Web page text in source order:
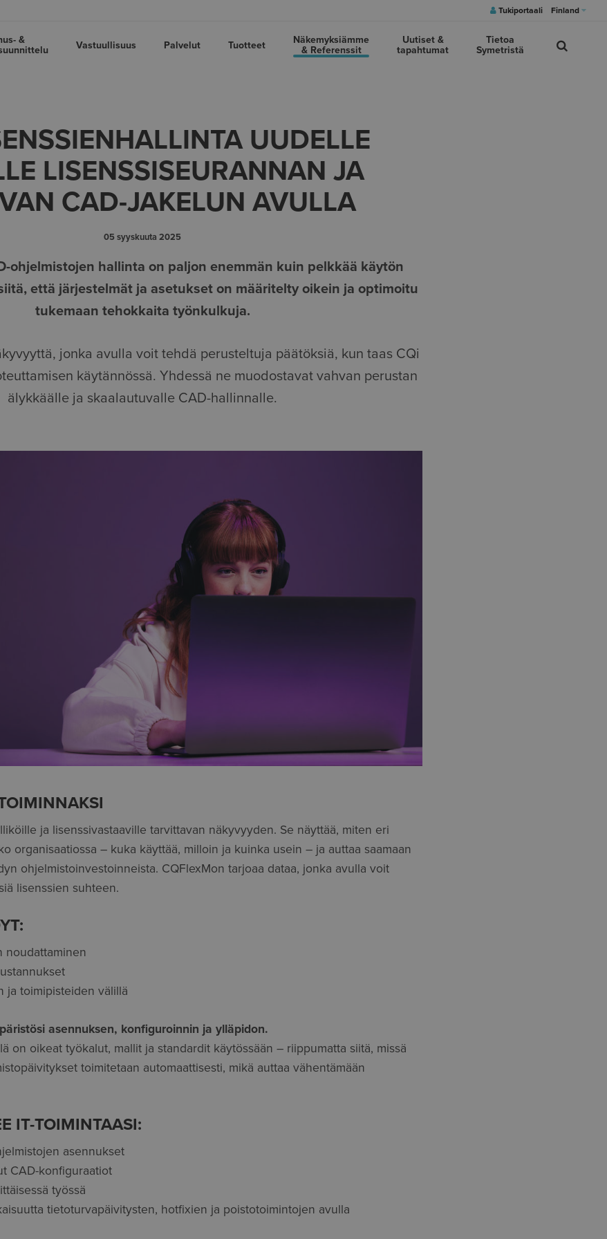
Tukiportaali Finland
&
Vastuullisuus Palvelut Tuotteet
Näkemyksiämme
& Referenssit
Uutiset &
tapahtumat
Tietoa
Symetristä
UUDELLE
LISENSSISEURANNAN JA
CAD-JAKELUN AVULLA
05 syyskuuta 2025
ohjelmistojen hallinta on paljon enemmän kuin pelkkää käytön
että järjestelmät ja asetukset on määritelty oikein ja optimoitu
tukemaan tehokkaita työnkulkuja.
jonka avulla voit tehdä perusteltuja päätöksiä, kun taas CQi
käytännössä. Yhdessä ne muodostavat vahvan perustan
älykkäälle ja skaalautuvalle CAD-hallinnalle.
ja lisenssivastaaville tarvittavan näkyvyyden. Se näyttää, miten eri
organisaatiossa – kuka käyttää, milloin ja kuinka usein – ja auttaa saamaan
ohjelmistoinvestoinneista. CQFlexMon tarjoaa dataa, jonka avulla voit
lisenssien suhteen.
noudattaminen
ja toimipisteiden välillä
asennuksen, konfiguroinnin ja ylläpidon.
on oikeat työkalut, mallit ja standardit käytössään – riippumatta siitä, missä
toimitetaan automaattisesti, mikä auttaa vähentämään
IT-TOIMINTAASI:
asennukset
CAD-konfiguraatiot
työssä
tietoturvapäivitysten, hotfixien ja poistotoimintojen avulla